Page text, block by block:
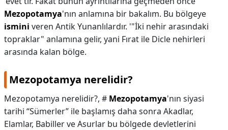
Mezopotamya'nın anlamına bir bakalım. Bu bölgeye
ismini veren Antik Yunanlılardır. '"İki nehir arasındaki
topraklar" anlamına gelir, yani Fırat ile Dicle nehirleri
arasında kalan bölge.
Mezopotamya nerelidir?
Mezopotamya nerelidir?, # Mezopotamya'nın siyasi
tarihi “Sümerler” ile başlamış daha sonra Akadlar,
Elamlar, Babiller ve Asurlar bu bölgede devletlerini